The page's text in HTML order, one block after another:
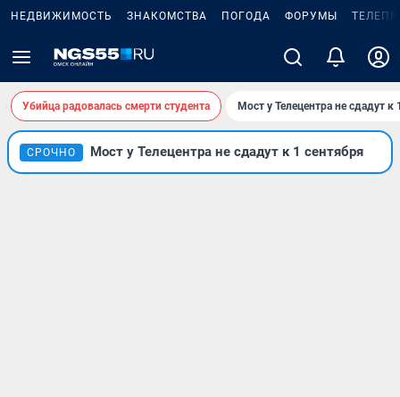
НЕДВИЖИМОСТЬ ЗНАКОМСТВА ПОГОДА ФОРУМЫ
Убийца радовалась смерти студента Мост у Телецентра не сдадут к
СРОЧНО Мост у Телецентра не сдадут к 1 сентября